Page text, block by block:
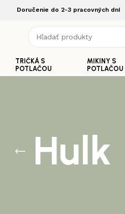
Doručenie do 2-3 pracovných dní
TRIČKÁ S
POTLAČOU
MIKINY S
POTLAČOU
Hulk